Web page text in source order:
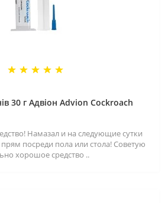
30 г Адвіон Advion Cockroach
Намазал и на следующие сутки
посреди пола или стола! Советую
хорошое средство ..